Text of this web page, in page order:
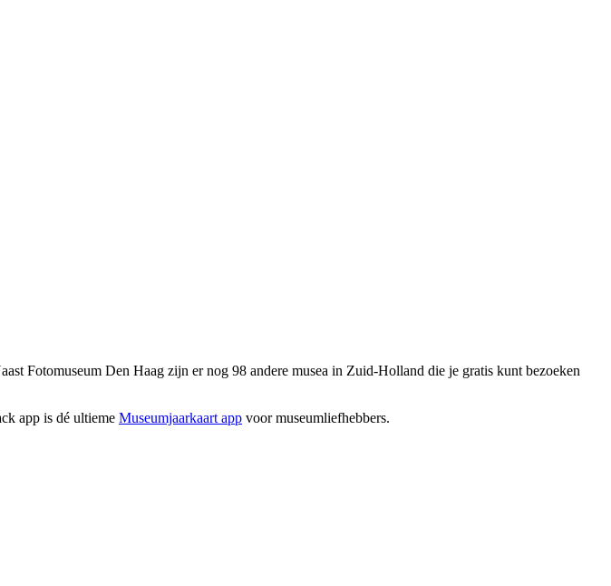
Fotomuseum Den Haag zijn er nog 98 andere musea in Zuid-Holland die je gratis kunt bezoeken
app is dé ultieme Museumjaarkaart app voor museumliefhebbers.